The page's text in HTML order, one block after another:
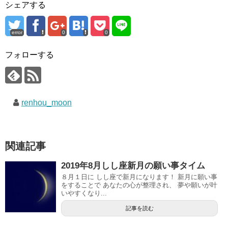
シェアする
error 0 0
フォローする
renhou_moon
関連記事
2019年8月しし座新月の願い事タイム
８月１日に しし座で新月になります！ 新月に願い事
をすることで あなたの心が整理され、 夢や願いが叶
いやすくなり...
記事を読む